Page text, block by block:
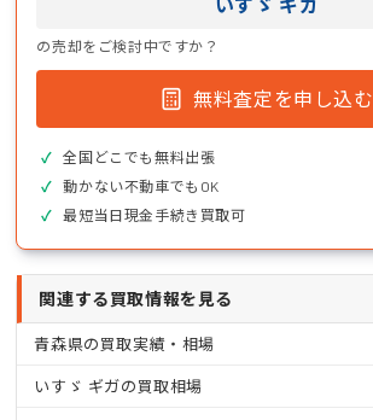
の売却をご検討中ですか？
無料査定を申し込む
全国どこでも無料出張
動かない不動車でもOK
最短当日現金手続き買取可
関連する買取情報を見る
青森県の買取実績・相場
いすゞ ギガの買取相場